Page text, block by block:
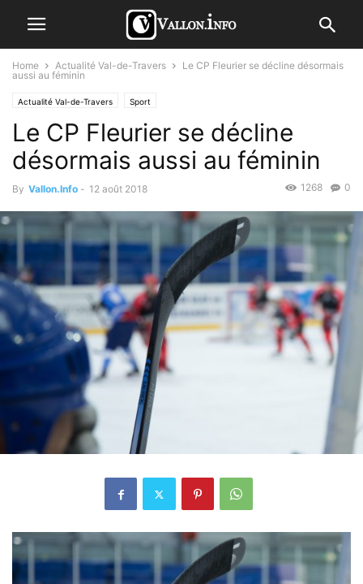
Home Actualité Val-de-Travers
Le CP Fleurier se décline désormais
aussi au féminin
Actualité Val-de-Travers Sport
Le CP Fleurier se décline
désormais aussi au féminin
By Vallon.Info - 12 août 2018 0
1268